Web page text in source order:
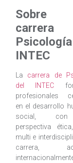
INTEC
La carrera de
del INTEC
profesionales
en el desarrollo
social,
perspectiva
multi e
carrera,